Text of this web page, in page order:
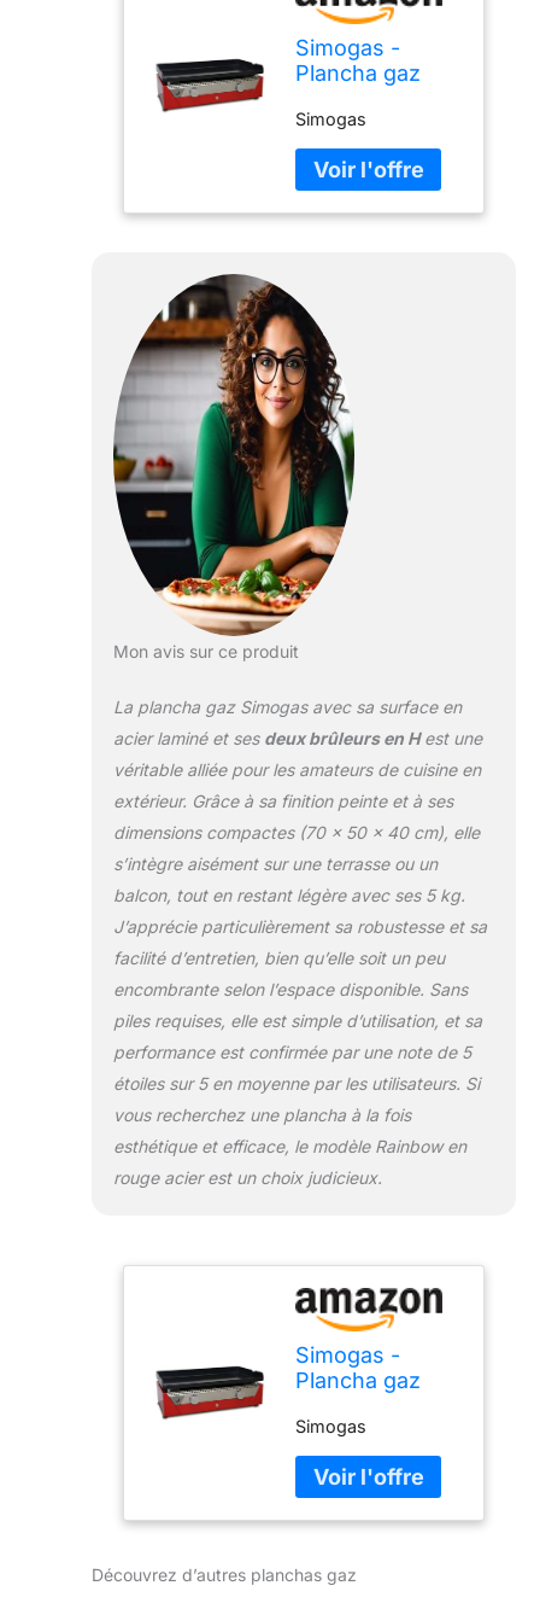
Simogas -
Plancha gaz
brûleurs en H
Rainbow
Simogas
Mon avis sur ce produit
La plancha gaz Simogas avec sa surface en
acier laminé et ses deux brûleurs en Hest une
véritable alliée pour les amateurs de cuisine en
extérieur. Grâce à sa finition peinte et à ses
dimensions compactes (70 x 50 x 40 cm), elle
s’intègre aisément sur une terrasse ou un
balcon, tout en restant légère avec ses 5 kg.
J’apprécie particulièrement sa robustesse et sa
facilité d’entretien, bien qu’elle soit un peu
encombrante selon l’espace disponible. Sans
piles requises, elle est simple d’utilisation, et sa
performance est confirmée par une note de 5
étoiles sur 5 en moyenne par les utilisateurs. Si
vous recherchez une plancha à la fois
esthétique et efficace, le modèle Rainbow en
rouge acier est un choix judicieux.
Simogas -
Plancha gaz
brûleurs en H
Rainbow
Simogas
Découvrez d’autres planchas gaz